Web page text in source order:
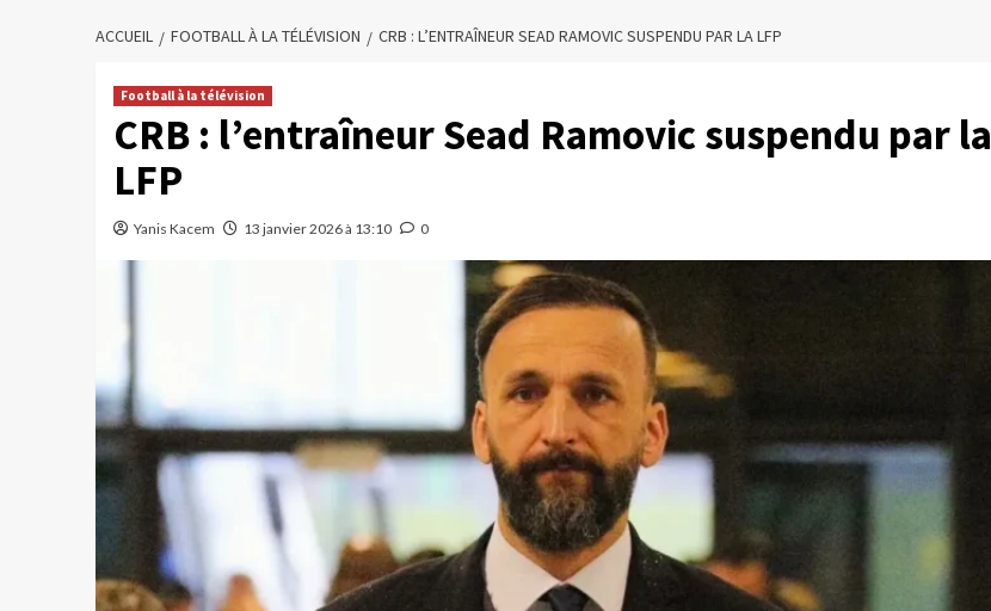
ACCUEIL FOOTBALL À LA TÉLÉVISION CRB : L’ENTRAÎNEUR SEAD RAMOVIC SUSPENDU PAR LA LFP
Football à la télévision
CRB : l’entraîneur Sead Ramovic suspendu par la
LFP
Yanis Kacem 13 janvier 2026 à 13:10 0